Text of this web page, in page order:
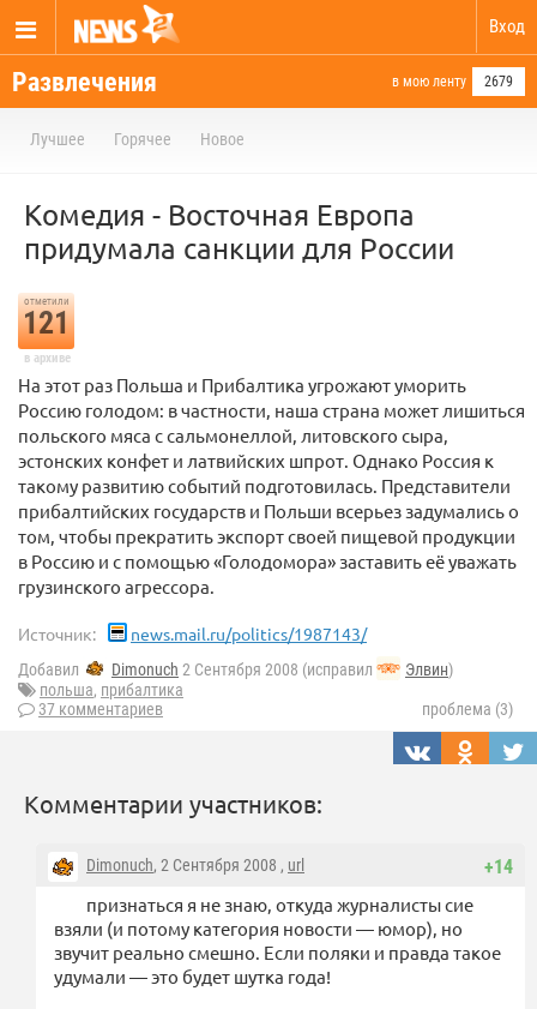
Вход
Развлечения в мою ленту 2679
Лучшее Горячее Новое
Комедия - Восточная Европа
придумала санкции для России
отметили
121
в архиве
На этот раз Польша и Прибалтика угрожают уморить
Россию голодом: в частности, наша страна может лишиться
польского мяса с сальмонеллой, литовского сыра,
эстонских конфет и латвийских шпрот. Однако Россия к
такому развитию событий подготовилась. Представители
прибалтийских государств и Польши всерьез задумались о
том, чтобы прекратить экспорт своей пищевой продукции
в Россию и с помощью «Голодомора» заставить её уважать
грузинского агрессора.
Источник: news.mail.ru/politics/1987143/
Добавил Dimonuch 2 Сентября 2008 (исправил Элвин)
польша, прибалтика
37 комментариев
проблема (3)
Комментарии участников:
+14
Dimonuch, 2 Сентября 2008 , url
признаться я не знаю, откуда журналисты сие
взяли (и потому категория новости — юмор), но
звучит реально смешно. Если поляки и правда такое
удумали — это будет шутка года!